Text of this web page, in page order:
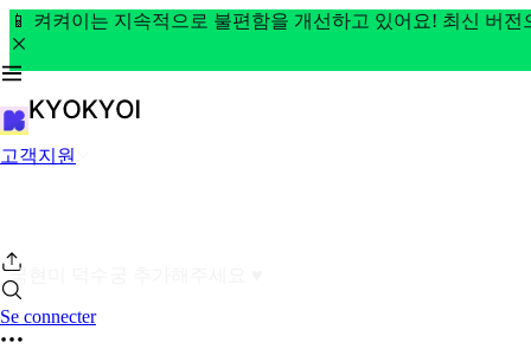
📱 켜켜이는 지속적으로 불편함을 개선하고 있어요! 최신 버
고객지원
Se connecter
국현미 덕수궁 추가해주세요 ♥️